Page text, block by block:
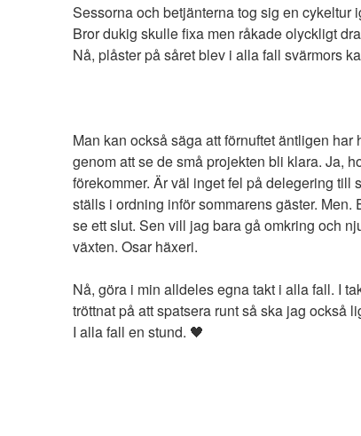
Sessorna och betjänterna tog sig en cykeltur
Bror dukig skulle fixa men råkade olyckligt
Nå, plåster på såret blev i alla fall svärmors
Man kan också säga att förnuftet äntligen
genom att se de små projekten bli klara. Ja,
förekommer. Är väl inget fel på delegering
ställs i ordning inför sommarens gäster.
se ett slut. Sen vill jag bara gå omkring och
växten. Osar häxeri.
Nå, göra i min alldeles egna takt i alla fall. I
tröttnat på att spatsera runt så ska jag också
I alla fall en stund. 🖤